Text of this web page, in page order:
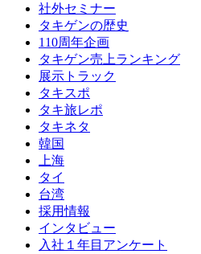
社外セミナー
タキゲンの歴史
110周年企画
タキゲン売上ランキング
展示トラック
タキスポ
タキ旅レポ
タキネタ
韓国
上海
タイ
台湾
採用情報
インタビュー
入社１年目アンケート